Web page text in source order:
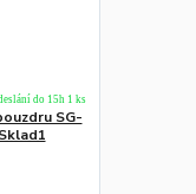
SG-
do 15h 1 ks